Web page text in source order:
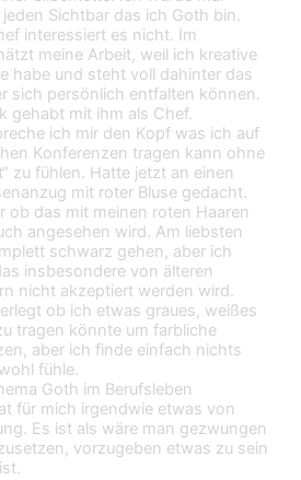
Sichtbar das ich Goth bin.
interessiert es nicht. Im
meine Arbeit, weil ich kreative
habe und steht voll dahinter das
sich persönlich entfalten können.
gehabt mit ihm als Chef.
ich mir den Kopf was ich auf
Konferenzen tragen kann ohne
zu fühlen. Hatte jetzt an einen
mit roter Bluse gedacht.
ob das mit meinen roten Haaren
angesehen wird. Am liebsten
schwarz gehen, aber ich
insbesondere von älteren
nicht akzeptiert werden wird.
ob ich etwas graues, weißes
tragen könnte um farbliche
aber ich finde einfach nichts
fühle.
Goth im Berufsleben
für mich irgendwie etwas von
Es ist als wäre man gezwungen
vorzugeben etwas zu sein